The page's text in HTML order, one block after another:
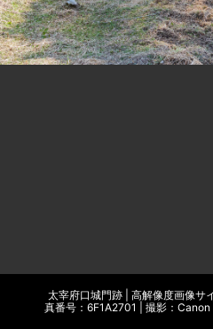
太宰府口城門跡 | 高解像度画像
真番号：6F1A2701 | 撮影：Canon